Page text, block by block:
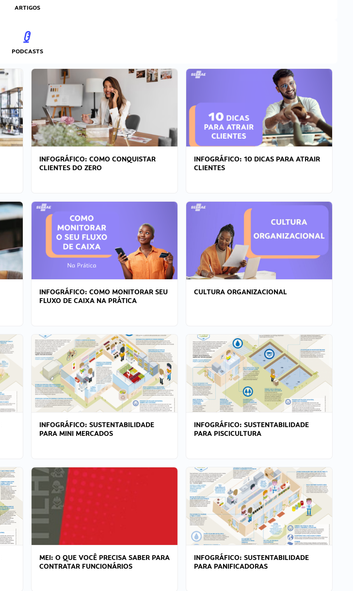
ARTIGOS
PODCASTS
INFOGRÁFICO: COMO CONQUISTAR
CLIENTES DO ZERO
INFOGRÁFICO: 10 DICAS PARA ATRAIR
CLIENTES
INFOGRÁFICO: COMO MONITORAR SEU
FLUXO DE CAIXA NA PRÁTICA
CULTURA ORGANIZACIONAL
INFOGRÁFICO: SUSTENTABILIDADE
PARA MINI MERCADOS
INFOGRÁFICO: SUSTENTABILIDADE
PARA PISCICULTURA
MEI: O QUE VOCÊ PRECISA SABER PARA
CONTRATAR FUNCIONÁRIOS
INFOGRÁFICO: SUSTENTABILIDADE
PARA PANIFICADORAS